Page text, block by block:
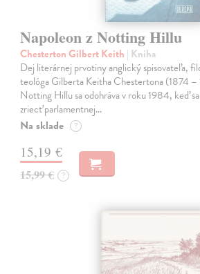
Napoleon z Notting Hillu
Chesterton Gilbert Keith | Kniha
Dej literárnej prvotiny anglický spisovateľa,
teológa Gilberta Keitha Chestertona (1874
Notting Hillu sa odohráva v roku 1984, keď
zriecť parlamentnej…
Na sklade ?
15,19 €
15,99 € ?